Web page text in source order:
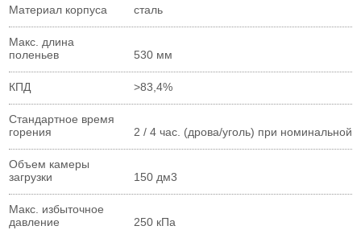
Материал корпуса сталь
Макс. длина
поленьев
530 мм
КПД >83,4%
Стандартное время
горения
2 / 4 час. (дрова/уголь) при номинальной
Объем камеры
загрузки
150 дм3
Макс. избыточное
давление
250 кПа